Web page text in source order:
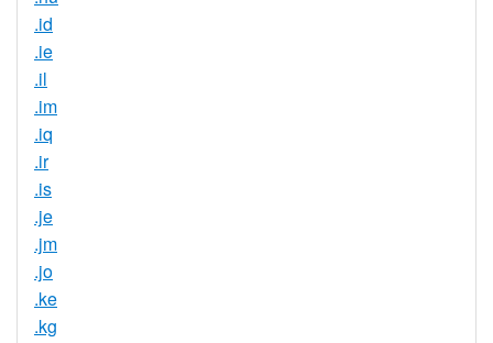
.id
.ie
.il
.im
.iq
.ir
.is
.je
.jm
.jo
.ke
.kg